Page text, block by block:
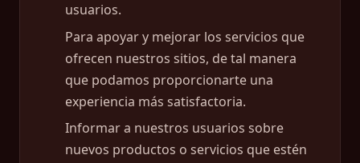
usuarios.
Para apoyar y mejorar los servicios que
ofrecen nuestros sitios, de tal manera
que podamos proporcionarte una
experiencia más satisfactoria.
Informar a nuestros usuarios sobre
nuevos productos o servicios que estén